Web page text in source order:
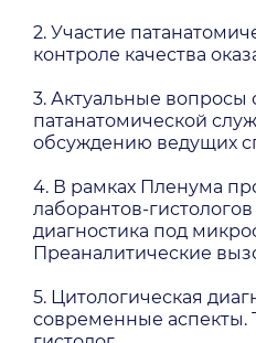
2. Участие
контроле качества
3. Актуальные вопросы
патанатомической
обсуждению ведущих
4. В рамках Пленума
лаборантов-
диагностика под
Преаналитические
5. ⁠Цитологическая
современные аспекты.